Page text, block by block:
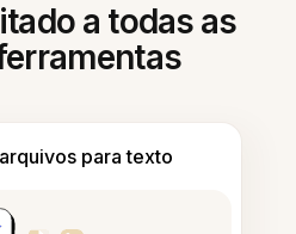
a todas as
para texto